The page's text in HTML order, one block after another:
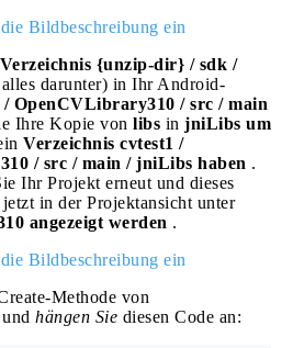
Verzeichnis {unzip-dir} / sdk /
darunter) in Ihr Android-
/ OpenCVLibrary310 / src / main
Ihre Kopie von libs in jniLibs um
Verzeichnis cvtest1 /
/ src / main / jniLibs haben .
Ihr Projekt erneut und dieses
in der Projektansicht unter
angezeigt werden .
Methode von
und hängen Sie diesen Code an: